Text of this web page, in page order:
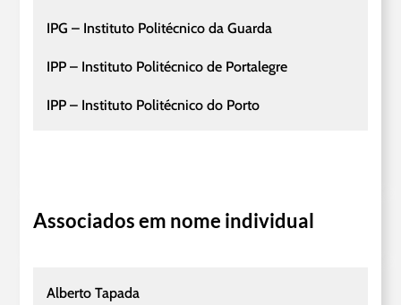
IPG – Instituto Politécnico da Guarda
IPP – Instituto Politécnico de Portalegre
IPP – Instituto Politécnico do Porto
Associados em nome individual
Alberto Tapada